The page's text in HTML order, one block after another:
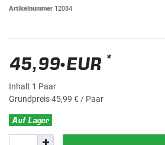
Artikelnummer 12084
45,99 EUR *
Inhalt 1 Paar
Grundpreis45,99 € / Paar
Auf Lager